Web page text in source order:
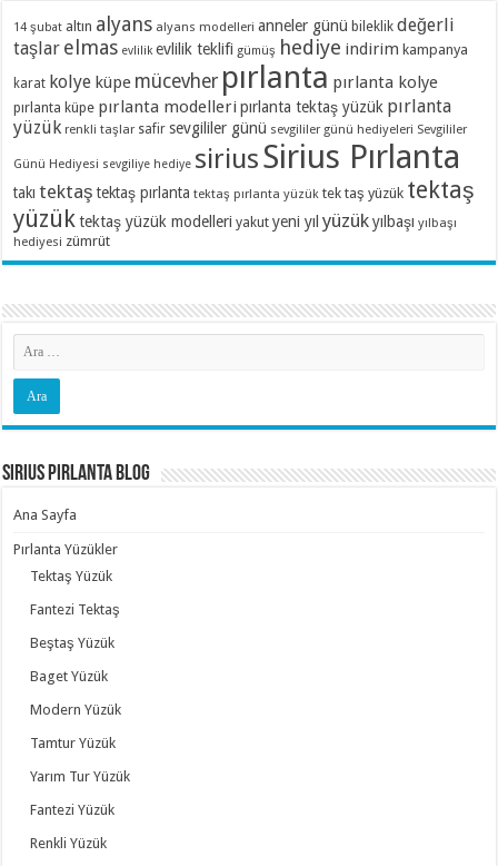
14 şubat altın alyans alyans modelleri anneler günü bileklik değerli
taşlar elmas evlilik evlilik teklifi gümüş hediye indirim kampanya
karat kolye küpe mücevher pırlanta pırlanta kolye
pırlanta küpe pırlanta modelleri pırlanta tektaş yüzük pırlanta
yüzük renkli taşlar safir sevgililer günü sevgililer günü hediyeleri Sevgililer
Günü Hediyesi sevgiliye hediye siriusSirius Pırlanta
takı tektaş tektaş pırlanta tektaş pırlanta yüzük tek taş yüzük tektaş
yüzük tektaş yüzük modelleri yakut yeni yıl yüzük yılbaşı yılbaşı
hediyesi zümrüt
Sirius Pırlanta Blog
Ana Sayfa
Pırlanta Yüzükler
Tektaş Yüzük
Fantezi Tektaş
Beştaş Yüzük
Baget Yüzük
Modern Yüzük
Tamtur Yüzük
Yarım Tur Yüzük
Fantezi Yüzük
Renkli Yüzük